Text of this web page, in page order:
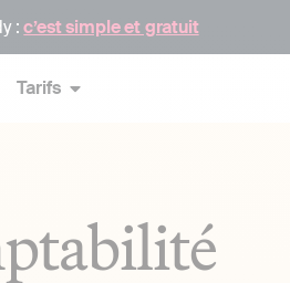
:c’est simple et gratuit
Tarifs